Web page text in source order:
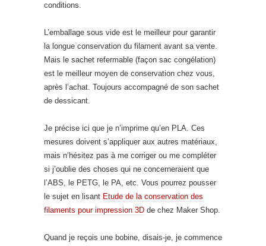
conditions.
L’emballage sous vide est le meilleur pour garantir
la longue conservation du filament avant sa vente.
Mais le sachet refermable (façon sac congélation)
est le meilleur moyen de conservation chez vous,
après l’achat. Toujours accompagné de son sachet
de dessicant.
Je précise ici que je n’imprime qu’en PLA. Ces
mesures doivent s’appliquer aux autres matériaux,
mais n’hésitez pas à me corriger ou me compléter
si j’oublie des choses qui ne concerneraient que
l’ABS, le PETG, le PA, etc. Vous pourrez pousser
le sujet en lisant Etude de la conservation des
filaments pour impression 3D de chez Maker Shop.
Quand je reçois une bobine, disais-je, je commence